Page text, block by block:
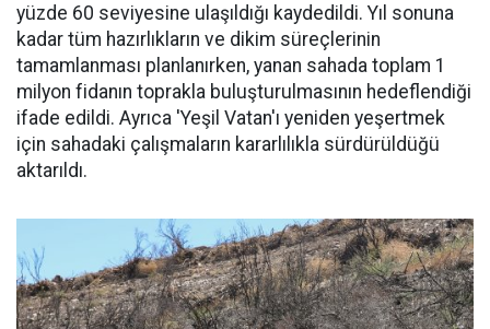
yüzde 60 seviyesine ulaşıldığı kaydedildi. Yıl sonuna
kadar tüm hazırlıkların ve dikim süreçlerinin
tamamlanması planlanırken, yanan sahada toplam 1
milyon fidanın toprakla buluşturulmasının hedeflendiği
ifade edildi. Ayrıca 'Yeşil Vatan'ı yeniden yeşertmek
için sahadaki çalışmaların kararlılıkla sürdürüldüğü
aktarıldı.